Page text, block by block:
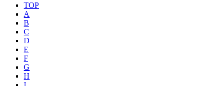
TOP
A
B
C
D
E
F
G
H